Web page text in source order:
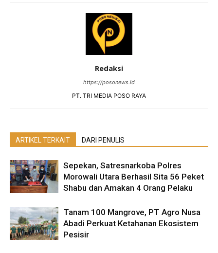
Redaksi
https://posonews.id
PT. TRI MEDIA POSO RAYA
ARTIKEL TERKAIT DARI PENULIS
Sepekan, Satresnarkoba Polres
Morowali Utara Berhasil Sita 56 Peket
Shabu dan Amakan 4 Orang Pelaku
Tanam 100 Mangrove, PT Agro Nusa
Abadi Perkuat Ketahanan Ekosistem
Pesisir